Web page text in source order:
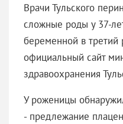
Врачи Тульского
сложные роды у 37-
беременной в
официальный сайт
здравоохранения
У роженицы
- предлежание